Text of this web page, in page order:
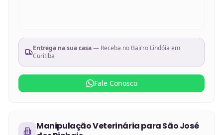
Entrega na sua casa— Receba no Bairro Lindóia em
Curitiba
Fale Conosco
Manipulação VeterináriaparaSão José